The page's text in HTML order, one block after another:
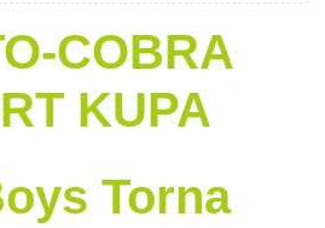
COBRA
KUPA
Torna